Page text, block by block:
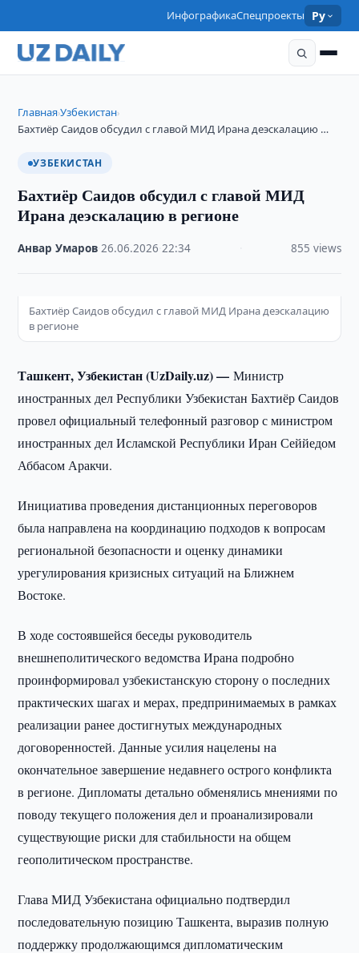
ИнфографикаСпецпроекты Ру
Главная›Узбекистан›
Бахтиёр Саидов обсудил с главой МИД Ирана деэскалацию …
УЗБЕКИСТАН
Бахтиёр Саидов обсудил с главой МИД
Ирана деэскалацию в регионе
Анвар Умаров ·26.06.2026 ·22:34 855 views
Бахтиёр Саидов обсудил с главой МИД Ирана деэскалацию
в регионе
Ташкент, Узбекистан (UzDaily.uz) —Министр
иностранных дел Республики Узбекистан Бахтиёр Саидов
провел официальный телефонный разговор с министром
иностранных дел Исламской Республики Иран Сеййедом
Аббасом Аракчи.
Инициатива проведения дистанционных переговоров
была направлена на координацию подходов к вопросам
региональной безопасности и оценку динамики
урегулирования кризисных ситуаций на Ближнем
Востоке.
В ходе состоявшейся беседы руководитель
внешнеполитического ведомства Ирана подробно
проинформировал узбекистанскую сторону о последних
практических шагах и мерах, предпринимаемых в рамках
реализации ранее достигнутых международных
договоренностей. Данные усилия нацелены на
окончательное завершение недавнего острого конфликта
в регионе. Дипломаты детально обменялись мнениями по
поводу текущего положения дел и проанализировали
существующие риски для стабильности на общем
геополитическом пространстве.
Глава МИД Узбекистана официально подтвердил
последовательную позицию Ташкента, выразив полную
поддержку продолжающимся дипломатическим